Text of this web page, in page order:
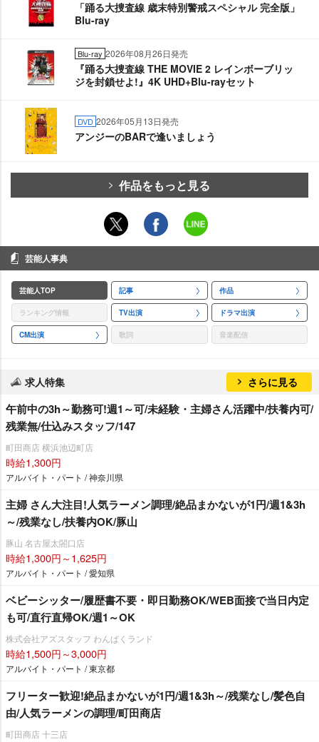
「踊る大捜査線 歳末特別警戒スペシャル 完全版」
Blu-ray
Blu-ray 2026年08月26日発売
『踊る大捜査線 THE MOVIE 2 レインボーブリッ
ジを封鎖せよ!』4K UHD+Blu-rayセット
DVD 2026年05月13日発売
アンジーのBARで逢いましょう
作品をもっと見る
芸能人事典
芸能人TOP 記事 作品
ランキング情報 TV出演 ドラマ出演
CM出演 歌詞 音楽配信
求人特集 さらに見る
午前中の3h～勤務可!週1～可/未経験・主婦さん活躍中/扶養内可/
残業無/仕込みスタッフ/147
町田商店 横浜池辺町店
時給1,300円
アルバイト・パート / 神奈川県
主婦 さん大注目!人気ラーメン調理/絶品まかないが1円/週1&3h
～/残業なし/扶養内OK/豚山
豚山 名古屋太閤口店
時給1,300円～1,625円
アルバイト・パート / 愛知県
ベビーシッター/履歴書不要・即日勤務OK/WEB面接で当日内定
も可/直行直帰OK/週1～OK
株式会社アズスタッフ わんぱくランド
時給1,500円～3,000円
アルバイト・パート / 東京都
フリーター歓迎!絶品まかないが1円/週1&3h～/残業なし/髪色自
由/人気ラーメンの調理/町田商店
町田商店 十三店